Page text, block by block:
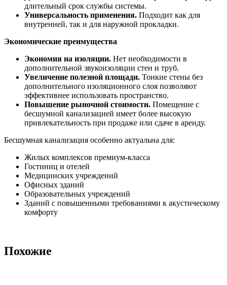
длительный срок службы системы.
Универсальность применения. Подходит как для
внутренней, так и для наружной прокладки.
Экономические преимущества
Экономия на изоляции. Нет необходимости в
дополнительной звукоизоляции стен и труб.
Увеличение полезной площади. Тонкие стены без
дополнительного изоляционного слоя позволяют
эффективнее использовать пространство.
Повышение рыночной стоимости. Помещение с
бесшумной канализацией имеет более высокую
привлекательность при продаже или сдаче в аренду.
Бесшумная канализация особенно актуальна для:
Жилых комплексов премиум-класса
Гостиниц и отелей
Медицинских учреждений
Офисных зданий
Образовательных учреждений
Зданий с повышенными требованиями к акустическому
комфорту
Похожие